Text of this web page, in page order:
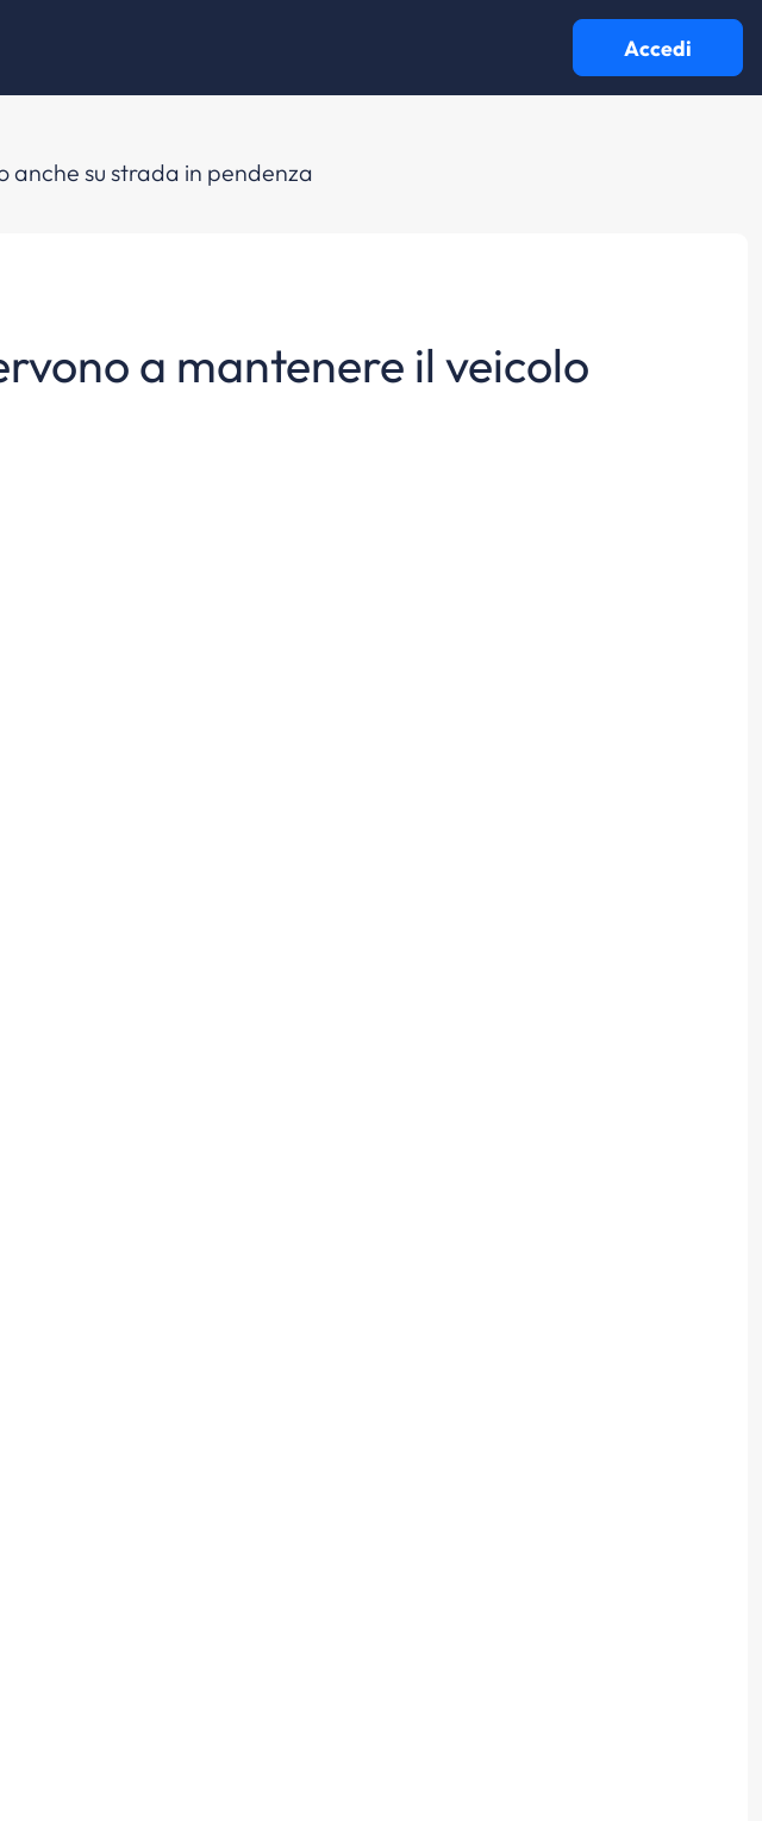
Accedi
anche su strada in pendenza
a mantenere il veicolo